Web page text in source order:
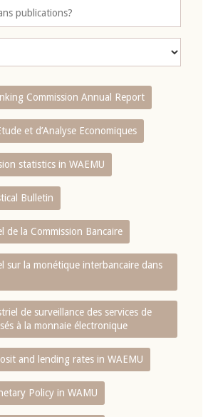
Commission Annual Report
et d’Analyse Economiques
statistics in WAEMU
Bulletin
de la Commission Bancaire
sur la monétique interbancaire dans
de surveillance des services de
à la monnaie électronique
and lending rates in WAEMU
Policy in WAMU